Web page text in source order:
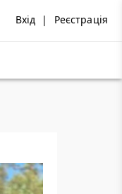
Вхід | Реєстрація